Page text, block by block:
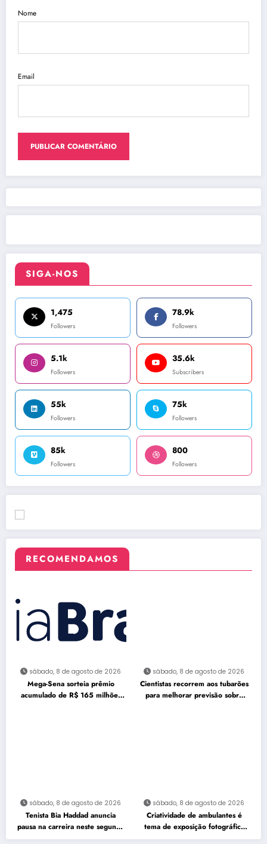
SIGA-NOS
1,475
Followers
78.9k
Followers
5.1k
Followers
35.6k
Subscribers
55k
Followers
75k
Followers
85k
Followers
800
Followers
RECOMENDAMOS
sábado, 8 de agosto de 2026
Mega-Sena sorteia prêmio
acumulado de R$ 165 milhões
sábado, 8 de agosto de 2026
Cientistas recorrem aos tubarões
para melhorar previsão sobre
sábado, 8 de agosto de 2026
Tenista Bia Haddad anuncia
pausa na carreira neste segundo
semestre
sábado, 8 de agosto de 2026
Criatividade de ambulantes é
tema de exposição fotográfica
no Rio
Nome
Email